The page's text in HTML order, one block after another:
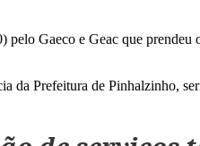
Gaeco e Geac que prendeu
da Prefeitura de Pinhalzinho,